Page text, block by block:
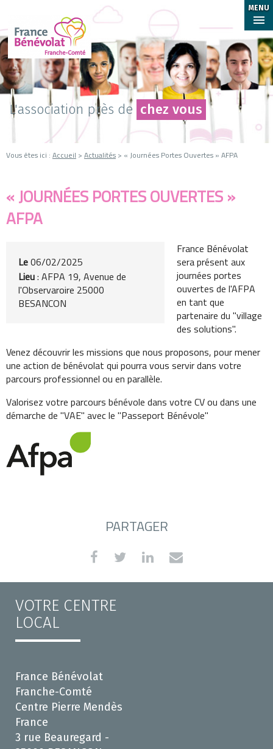
MENU
L'association près de chez vous
Vous êtes ici : Accueil > Actualités > « Journées Portes Ouvertes » AFPA
« JOURNÉES PORTES OUVERTES »
AFPA
Le06/02/2025
Lieu: AFPA 19, Avenue de
l'Observaroire 25000
BESANCON
France Bénévolat
sera présent aux
journées portes
ouvertes de l'AFPA
en tant que
partenaire du "village
des solutions".
Venez découvrir les missions que nous proposons, pour mener
une action de bénévolat qui pourra vous servir dans votre
parcours professionnel ou en parallèle.
Valorisez votre parcours bénévole dans votre CV ou dans une
démarche de "VAE" avec le "Passeport Bénévole"
PARTAGER
VOTRE CENTRE
LOCAL
France Bénévolat
Franche-Comté
Centre Pierre Mendès
France
3 rue Beauregard -